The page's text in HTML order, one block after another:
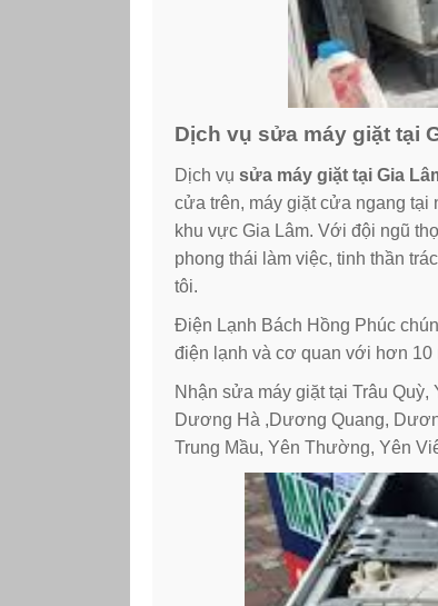
Dịch vụ sửa máy giặt tại
Dịch vụ sửa máy giặt tại Gia
cửa trên, máy giặt cửa ngang tại
khu vực Gia Lâm. Với đội ngũ
phong thái làm việc, tinh thần
tôi.
Điện Lạnh Bách Hồng Phúc
điện lạnh và cơ quan với hơn 10
Nhận sửa máy giặt tại Trâu
Dương Hà ,Dương Quang,
Trung Mầu, Yên Thường, Yên